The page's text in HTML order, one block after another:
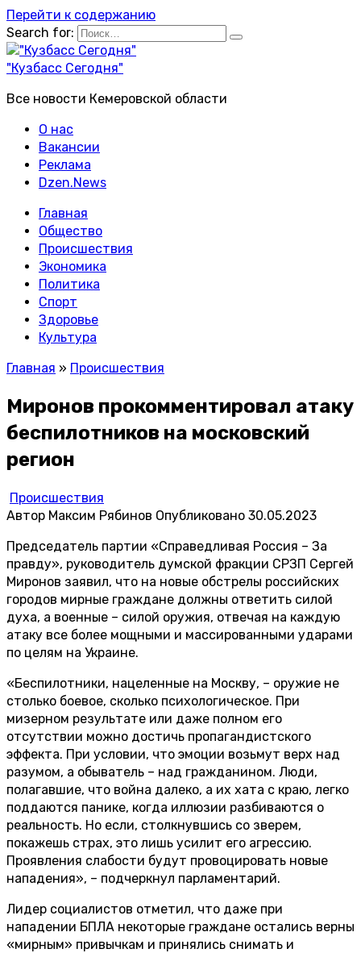
Перейти к содержанию
Search for:
"Кузбасс Сегодня"
Все новости Кемеровской области
О нас
Вакансии
Реклама
Dzen.News
Главная
Общество
Происшествия
Экономика
Политика
Спорт
Здоровье
Культура
Главная » Происшествия
Миронов прокомментировал атаку
беспилотников на московский
регион
Происшествия
Автор Максим Рябинов Опубликовано 30.05.2023
Председатель партии «Справедливая Россия – За
правду», руководитель думской фракции СРЗП Сергей
Миронов заявил, что на новые обстрелы российских
городов мирные граждане должны ответить силой
духа, а военные – силой оружия, отвечая на каждую
атаку все более мощными и массированными ударами
по целям на Украине.
«Беспилотники, нацеленные на Москву, – оружие не
столько боевое, сколько психологическое. При
мизерном результате или даже полном его
отсутствии можно достичь пропагандистского
эффекта. При условии, что эмоции возьмут верх над
разумом, а обыватель – над гражданином. Люди,
полагавшие, что война далеко, а их хата с краю, легко
поддаются панике, когда иллюзии разбиваются о
реальность. Но если, столкнувшись со зверем,
покажешь страх, это лишь усилит его агрессию.
Проявления слабости будут провоцировать новые
нападения», – подчеркнул парламентарий.
Лидер социалистов отметил, что даже при
нападении БПЛА некоторые граждане остались верны
«мирным» привычкам и принялись снимать и